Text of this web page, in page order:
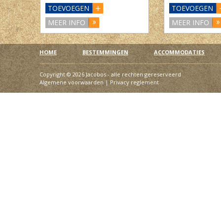
TOEVOEGEN
MEER INFO
TOEVOEGEN
MEER INFO
HOME BESTEMMINGEN ACCOMMODATIES
Copyright © 2026 Jacobos - alle rechten gereserveerd
Algemene voorwaarden|Privacy reglement